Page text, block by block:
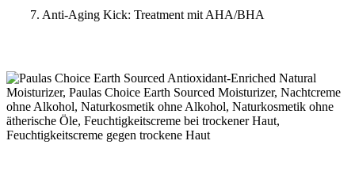
7. Anti-Aging Kick: Treatment mit AHA/BHA